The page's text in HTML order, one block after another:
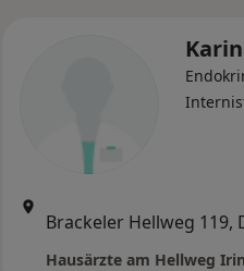
Hausärzte am Hellweg